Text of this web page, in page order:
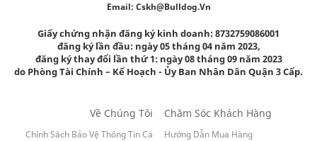
Email: Cskh@bulldog.vn
Giấy chứng nhận đăng ký kinh doanh: 8732759086001
đăng ký lần đầu: ngày 05 tháng 04 năm 2023,
đăng ký thay đổi lần thứ 1: ngày 08 tháng 09 năm 2023
do Phòng Tài Chính – Kế Hoạch - Ủy Ban Nhân Dân Quận 3 Cấp.
Về Chúng Tôi
Chính Sách Bảo Vệ Thông Tin Cá
Chăm Sóc Khách Hàng
Hướng Dẫn Mua Hàng